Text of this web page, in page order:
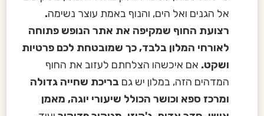
אל הגנים ואל הים, והנוף באמת עוצר נשימה.
רצועת החוף שמקיפה את אתר הנופש פתוחה
לאורחי המלון בלבד, כך שמובטחת לכם פרטיות
ושקט. אם איכשהו הצלחתם לעזוב את החוף
המדהים הזה, במלון יש גם בריכת שחייה גדולה
ומרכז ספא וכושר הכולל שיעורי יוגה, מאמן